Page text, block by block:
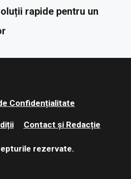
rapide pentru un
Confidențialitate
Contact și Redacție
rezervate.